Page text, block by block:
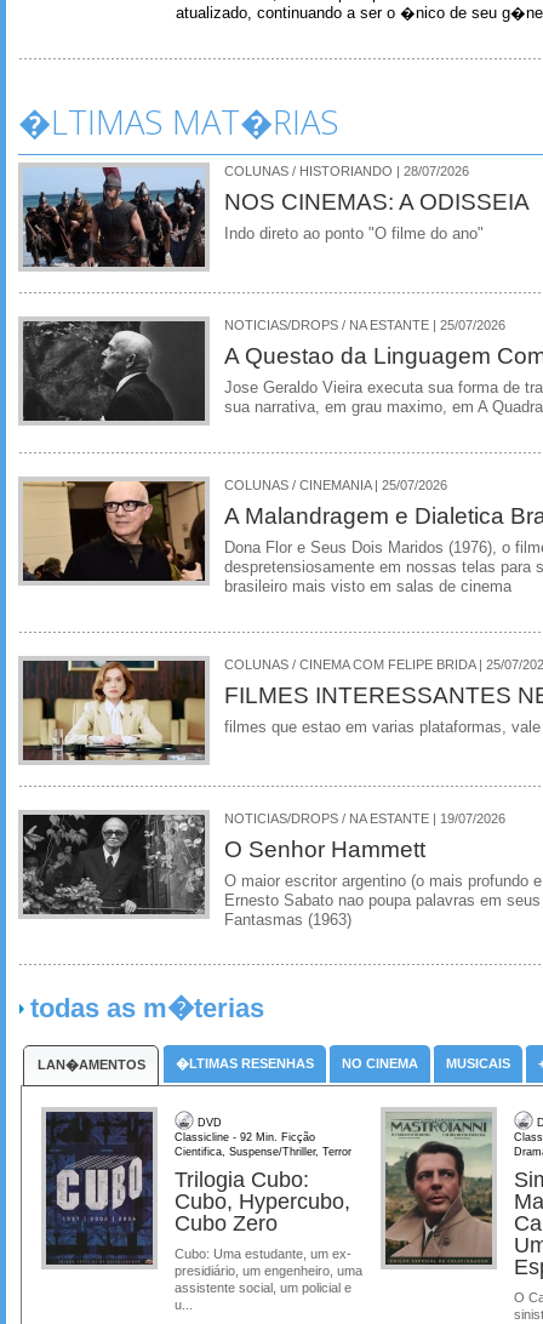
atualizado, continuando a ser o �nico de seu
�LTIMAS MAT�RIAS
COLUNAS / HISTORIANDO | 28/07/2026
NOS CINEMAS: A ODISSEIA
Indo direto ao ponto "O filme do ano"
NOTICIAS/DROPS / NA ESTANTE | 25/07/2026
A Questao da Linguagem
Jose Geraldo Vieira executa sua forma de
sua narrativa, em grau maximo, em A
COLUNAS / CINEMANIA | 25/07/2026
A Malandragem e Dialetica
Dona Flor e Seus Dois Maridos (1976), o
despretensiosamente em nossas telas para
brasileiro mais visto em salas de cinema
COLUNAS / CINEMA COM FELIPE BRIDA | 25/07/
FILMES INTERESSANTES
filmes que estao em varias plataformas,
NOTICIAS/DROPS / NA ESTANTE | 19/07/2026
O Senhor Hammett
O maior escritor argentino (o mais profundo
Ernesto Sabato nao poupa palavras em
Fantasmas (1963)
todas as m�terias
LAN�AMENTOS �LTIMAS RESENHAS NO CINEMA MUSICAIS
DVD
Classicline - 92 Min. Ficção
Cientifica, Suspense/Thriller, Terror
Trilogia Cubo:
Cubo, Hypercubo,
Cubo Zero
Cubo: Uma estudante, um ex-
presidiário, um engenheiro, uma
assistente social, um policial e
u...
O